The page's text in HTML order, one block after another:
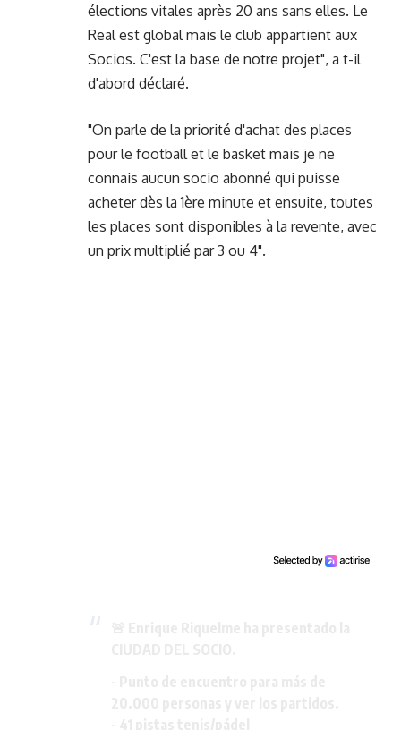
élections vitales après 20 ans sans elles. Le
Real est global mais le club appartient aux
Socios. C'est la base de notre projet", a t-il
d'abord déclaré.
"On parle de la priorité d'achat des places
pour le football et le basket mais je ne
connais aucun socio abonné qui puisse
acheter dès la 1ère minute et ensuite, toutes
les places sont disponibles à la revente, avec
un prix multiplié par 3 ou 4".